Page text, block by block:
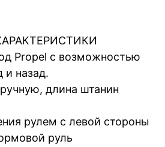
Propel с возможностью
и назад.
длина штанин
рулем с левой стороны
руль